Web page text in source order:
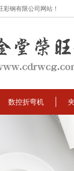
钢有限公司网站！
数控折弯机